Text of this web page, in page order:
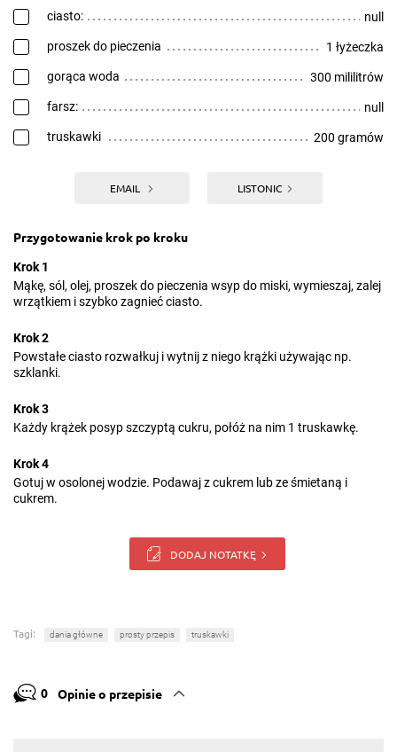
ciasto: null
proszek do pieczenia 1 łyżeczka
gorąca woda 300 mililitrów
farsz: null
truskawki 200 gramów
EMAIL LISTONIC
Przygotowanie krok po kroku
Krok 1
Mąkę, sól, olej, proszek do pieczenia wsyp do miski, wymieszaj, zalej
wrzątkiem i szybko zagnieć ciasto.
Krok 2
Powstałe ciasto rozwałkuj i wytnij z niego krążki używając np.
szklanki.
Krok 3
Każdy krążek posyp szczyptą cukru, połóż na nim 1 truskawkę.
Krok 4
Gotuj w osolonej wodzie. Podawaj z cukrem lub ze śmietaną i
cukrem.
DODAJ NOTATKĘ
Tagi: dania główne prosty przepis truskawki
0 Opinie o przepisie